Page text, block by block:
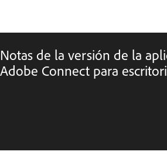
Notas de la versión de la
Adobe Connect para